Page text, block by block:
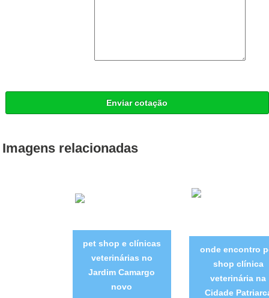
Enviar cotação
Imagens relacionadas
pet shop e clínicas
veterinárias no
Jardim Camargo
novo
onde encontro
shop clínica
veterinária na
Cidade